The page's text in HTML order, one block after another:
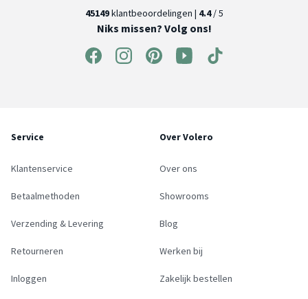
45149klantbeoordelingen | 4.4/ 5
Niks missen? Volg ons!
Service
Klantenservice
Betaalmethoden
Verzending & Levering
Retourneren
Inloggen
Over Volero
Over ons
Showrooms
Blog
Werken bij
Zakelijk bestellen